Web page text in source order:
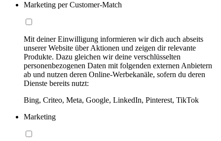
Marketing per Customer-Match
Mit deiner Einwilligung informieren wir dich auch abseits
unserer Website über Aktionen und zeigen dir relevante
Produkte. Dazu gleichen wir deine verschlüsselten
personenbezogenen Daten mit folgenden externen Anbietern
ab und nutzen deren Online-Werbekanäle, sofern du deren
Dienste bereits nutzt:
Bing, Criteo, Meta, Google, LinkedIn, Pinterest, TikTok
Marketing